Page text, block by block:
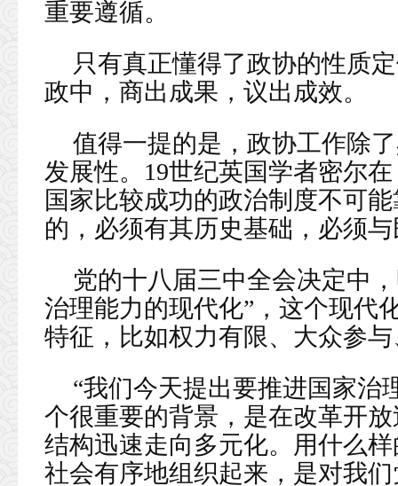
重要遵循。
只有真正懂得了政协的性质
政中，商出成果，议出成效。
值得一提的是，政协工作除
发展性。19世纪英国学者密尔
国家比较成功的政治制度不可
的，必须有其历史基础，必须
党的十八届三中全会决定中
治理能力的现代化”，这个现代
特征，比如权力有限、大众参
“我们今天提出要推进国家治
个很重要的背景，是在改革开
结构迅速走向多元化。用什么
社会有序地组织起来，是对我